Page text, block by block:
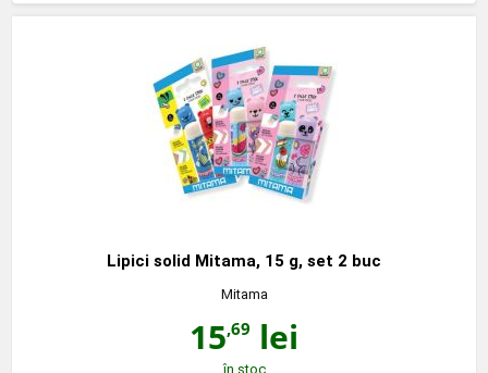
Lipici solid Mitama, 15 g, set 2 buc
Mitama
15,69 lei
în stoc